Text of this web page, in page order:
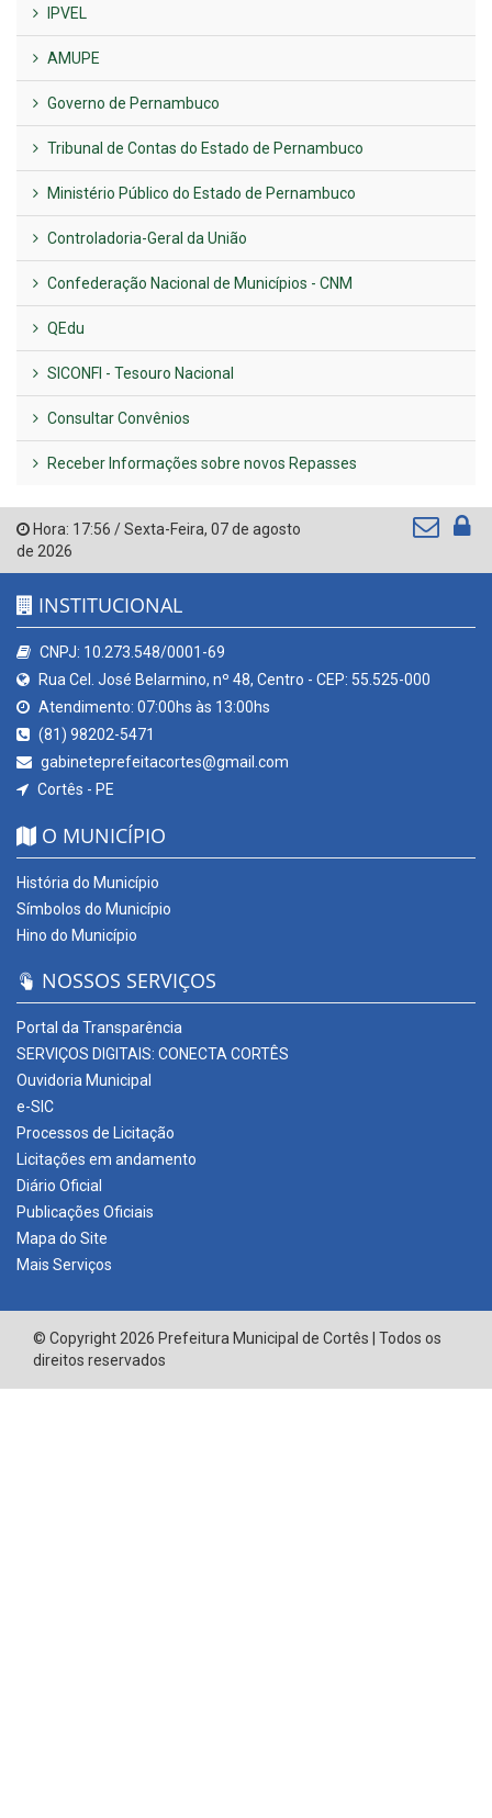
IPVEL
AMUPE
Governo de Pernambuco
Tribunal de Contas do Estado de Pernambuco
Ministério Público do Estado de Pernambuco
Controladoria-Geral da União
Confederação Nacional de Municípios - CNM
QEdu
SICONFI - Tesouro Nacional
Consultar Convênios
Receber Informações sobre novos Repasses
Hora: 17:56 /Sexta-Feira, 07 de agosto
de 2026
INSTITUCIONAL
CNPJ: 10.273.548/0001-69
Rua Cel. José Belarmino, nº 48, Centro - CEP: 55.525-000
Atendimento: 07:00hs às 13:00hs
(81) 98202-5471
gabineteprefeitacortes@gmail.com
Cortês - PE
O MUNICÍPIO
História do Município
Símbolos do Município
Hino do Município
NOSSOS SERVIÇOS
Portal da Transparência
SERVIÇOS DIGITAIS: CONECTA CORTÊS
Ouvidoria Municipal
e-SIC
Processos de Licitação
Licitações em andamento
Diário Oficial
Publicações Oficiais
Mapa do Site
Mais Serviços
© Copyright 2026 Prefeitura Municipal de Cortês | Todos os
direitos reservados